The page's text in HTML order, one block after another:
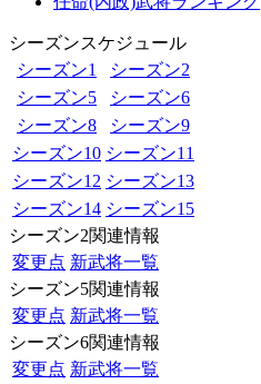
シーズンスケジュール
シーズン1
シーズン2
シーズン5
シーズン6
シーズン8
シーズン9
シーズン10 シーズン11
シーズン12 シーズン13
シーズン14 シーズン15
シーズン2関連情報
変更点 新武将一覧
シーズン5関連情報
変更点 新武将一覧
シーズン6関連情報
変更点 新武将一覧